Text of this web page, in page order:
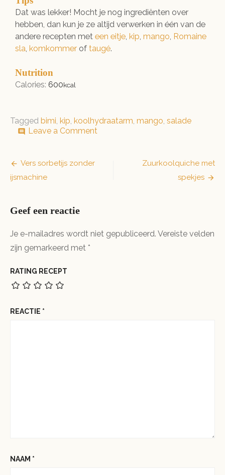
Dat was lekker! Mocht je nog ingrediënten over
hebben, dan kun je ze altijd verwerken in één van de
andere recepten met een eitje, kip, mango, Romaine
sla, komkommer of taugé.
Nutrition
Calories: 600kcal
Tagged bimi, kip, koolhydraatarm, mango, salade
comment Leave a Comment
Bericht
navigatie
Vers sorbetijs zonder
ijsmachine
Zuurkoolquiche met
spekjes
Geef een reactie
Je e-mailadres wordt niet gepubliceerd. Vereiste velden
zijn gemarkeerd met *
RATING RECEPT
REACTIE *
NAAM *